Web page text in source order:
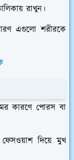
রাখুন।
এগুলো শরীরকে
কারণে পোরস বা
দিয়ে মুখ